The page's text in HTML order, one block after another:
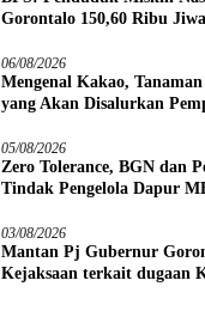
Gorontalo 150,60 Ribu Jiwa
06/08/2026
Mengenal Kakao,
yang Akan Disalurkan
05/08/2026
Zero Tolerance, BGN dan
Tindak Pengelola Dapur
03/08/2026
Mantan Pj Gubernur
Kejaksaan terkait dugaan